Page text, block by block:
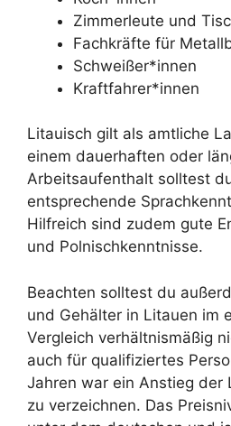
Zimmerleute und
Fachkräfte für
Schweißer*innen
Kraftfahrer*innen
Litauisch gilt als amtliche
einem dauerhaften oder
Arbeitsaufenthalt solltest
entsprechende
Hilfreich sind zudem gute
und Polnischkenntnisse.
Beachten solltest du
und Gehälter in Litauen im
Vergleich verhältnismäßig
auch für qualifiziertes
Jahren war ein Anstieg der
zu verzeichnen. Das